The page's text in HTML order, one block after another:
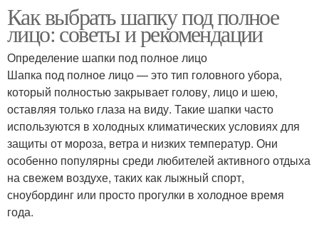
Как выбрать шапку под полное
лицо: советы и рекомендации
Определение шапки под полное лицо
Шапка под полное лицо — это тип головного убора,
который полностью закрывает голову, лицо и шею,
оставляя только глаза на виду. Такие шапки часто
используются в холодных климатических условиях для
защиты от мороза, ветра и низких температур. Они
особенно популярны среди любителей активного отдыха
на свежем воздухе, таких как лыжный спорт,
сноубординг или просто прогулки в холодное время
года.